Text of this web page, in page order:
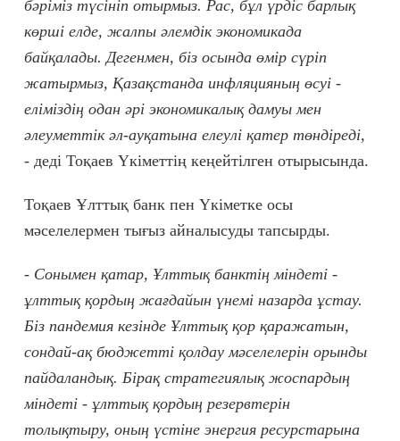
бәріміз түсініп отырмыз. Рас, бұл үрдіс барлық
көрші елде, жалпы әлемдік экономикада
байқалады. Дегенмен, біз осында өмір сүріп
жатырмыз, Қазақстанда инфляцияның өсуі -
еліміздің одан әрі экономикалық дамуы мен
әлеуметтік әл-ауқатына елеулі қатер төндіреді,
-деді Тоқаев Үкіметтің кеңейтілген отырысында.
Тоқаев Ұлттық банк пен Үкіметке осы
мәселелермен тығыз айналысуды тапсырды.
- Сонымен қатар, Ұлттық банктің міндеті -
ұлттық қордың жағдайын үнемі назарда ұстау.
Біз пандемия кезінде Ұлттық қор қаражатын,
сондай-ақ бюджетті қолдау мәселелерін орынды
пайдаландық. Бірақ стратегиялық жоспардың
міндеті - ұлттық қордың резервтерін
толықтыру, оның үстіне энергия ресурстарына